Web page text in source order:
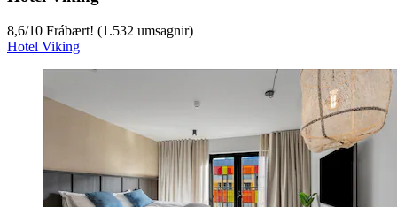
8,6/10 Frábært! (1.532 umsagnir)
Hotel Viking